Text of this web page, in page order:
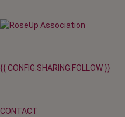
{{ CONFIG.SHARING.FOLLOW }}
CONTACT